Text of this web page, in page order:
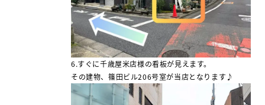
6.すぐに千歳屋米店様の看板が見えます。
その建物、篠田ビル206号室が当店となります♪